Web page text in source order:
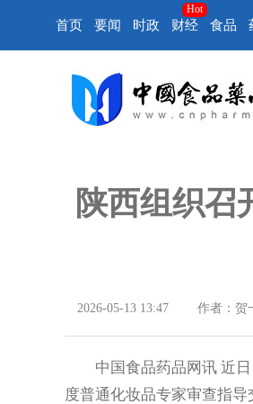
首页 要闻 时政 财经
Hot
食品
陕西组织召
2026-05-13 13:47 作者：贺
中国食品药品网讯 近日
度普通化妆品专家审查指